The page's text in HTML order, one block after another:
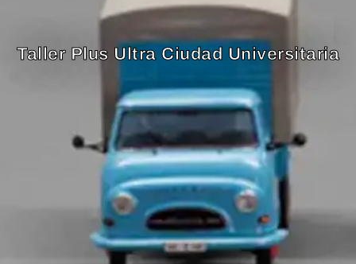
Taller Plus Ultra Ciudad Universitaria